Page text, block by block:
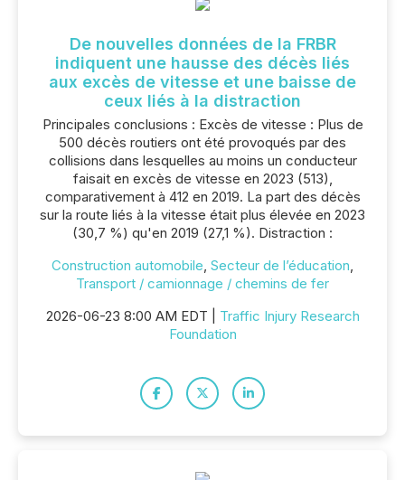
De nouvelles données de la FRBR
indiquent une hausse des décès liés
aux excès de vitesse et une baisse de
ceux liés à la distraction
Principales conclusions : Excès de vitesse : Plus de
500 décès routiers ont été provoqués par des
collisions dans lesquelles au moins un conducteur
faisait en excès de vitesse en 2023 (513),
comparativement à 412 en 2019. La part des décès
sur la route liés à la vitesse était plus élevée en 2023
(30,7 %) qu'en 2019 (27,1 %). Distraction :
Construction automobile, Secteur de l’éducation,
Transport / camionnage / chemins de fer
2026-06-23 8:00 AM EDT | Traffic Injury Research
Foundation